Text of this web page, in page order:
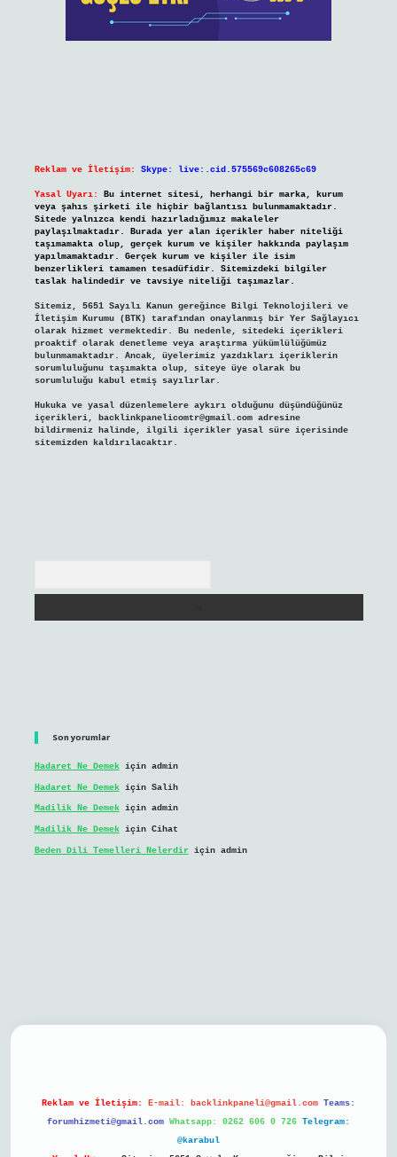
Reklam ve İletişim: Skype: live:.cid.575569c608265c69
Yasal Uyarı:
Bu internet sitesi, herhangi bir marka, kurum
veya şahıs şirketi ile hiçbir bağlantısı bulunmamaktadır.
Sitede yalnızca kendi hazırladığımız makaleler
paylaşılmaktadır. Burada yer alan içerikler haber niteliği
taşımamakta olup, gerçek kurum ve kişiler hakkında paylaşım
yapılmamaktadır. Gerçek kurum ve kişiler ile isim
benzerlikleri tamamen tesadüfidir. Sitemizdeki bilgiler
taslak halindedir ve tavsiye niteliği taşımazlar.
Sitemiz, 5651 Sayılı Kanun gereğince Bilgi Teknolojileri ve
İletişim Kurumu (BTK) tarafından onaylanmış bir Yer Sağlayıcı
olarak hizmet vermektedir. Bu nedenle, sitedeki içerikleri
proaktif olarak denetleme veya araştırma yükümlülüğümüz
bulunmamaktadır. Ancak, üyelerimiz yazdıkları içeriklerin
sorumluluğunu taşımakta olup, siteye üye olarak bu
sorumluluğu kabul etmiş sayılırlar.
Hukuka ve yasal düzenlemelere aykırı olduğunu düşündüğünüz
içerikleri, backlinkpanelicomtr@gmail.comadresine
bildirmeniz halinde, ilgili içerikler yasal süre içerisinde
sitemizden kaldırılacaktır.
Son yorumlar
Hadaret Ne Demekiçin admin
Hadaret Ne Demekiçin Salih
Madilik Ne Demekiçin admin
Madilik Ne Demekiçin Cihat
Beden Dili Temelleri Nelerdiriçin admin
Reklam ve İletişim: E-mail: backlinkpaneli@gmail.com Teams:
forumhizmeti@gmail.com Whatsapp: 0262 606 0 726 Telegram:
@karabul